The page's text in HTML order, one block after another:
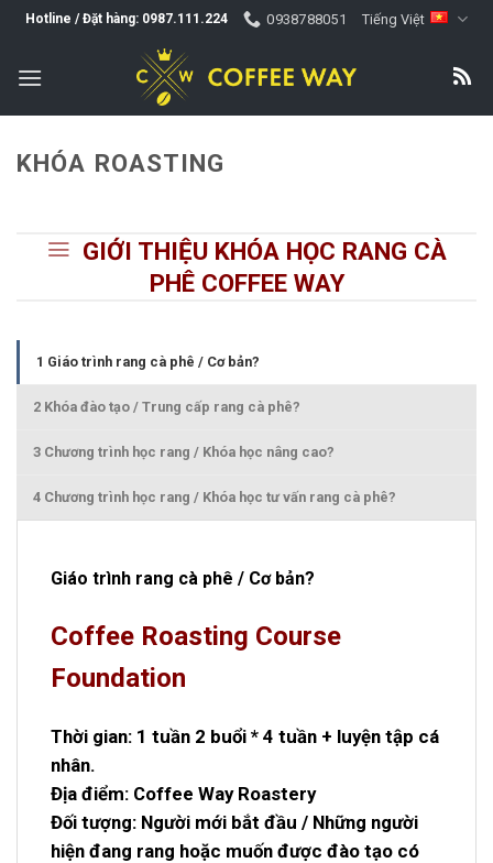
Skip
content
Hotline / Đặt hàng: 0987.111.224 0938788051 Tiếng Việt
KHÓA ROASTING
GIỚI THIỆU KHÓA HỌC RANG CÀ
PHÊ COFFEE WAY
1 Giáo trình rang cà phê / Cơ bản?
2 Khóa đào tạo / Trung cấp rang cà phê?
3 Chương trình học rang / Khóa học nâng cao?
4 Chương trình học rang / Khóa học tư vấn rang cà phê?
Giáo trình rang cà phê / Cơ bản?
Coffee Roasting Course
Foundation
Thời gian: 1 tuần 2 buổi * 4 tuần + luyện tập cá
nhân.
Địa điểm: Coffee Way Roastery
Đối tượng: Người mới bắt đầu / Những người
hiện đang rang hoặc muốn được đào tạo có